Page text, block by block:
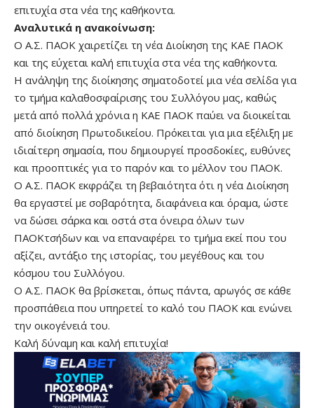
επιτυχία στα νέα της καθήκοντα.
Αναλυτικά η ανακοίνωση:
Ο Α.Σ. ΠΑΟΚ χαιρετίζει τη νέα Διοίκηση της ΚΑΕ ΠΑΟΚ
και της εύχεται καλή επιτυχία στα νέα της καθήκοντα.
Η ανάληψη της διοίκησης σηματοδοτεί μια νέα σελίδα για
το τμήμα καλαθοσφαίρισης του Συλλόγου μας, καθώς
μετά από πολλά χρόνια η ΚΑΕ ΠΑΟΚ παύει να διοικείται
από διοίκηση Πρωτοδικείου. Πρόκειται για μια εξέλιξη με
ιδιαίτερη σημασία, που δημιουργεί προσδοκίες, ευθύνες
και προοπτικές για το παρόν και το μέλλον του ΠΑΟΚ.
Ο Α.Σ. ΠΑΟΚ εκφράζει τη βεβαιότητα ότι η νέα Διοίκηση
θα εργαστεί με σοβαρότητα, διαφάνεια και όραμα, ώστε
να δώσει σάρκα και οστά στα όνειρα όλων των
ΠΑΟΚτσήδων και να επαναφέρει το τμήμα εκεί που του
αξίζει, αντάξιο της ιστορίας, του μεγέθους και του
κόσμου του Συλλόγου.
Ο Α.Σ. ΠΑΟΚ θα βρίσκεται, όπως πάντα, αρωγός σε κάθε
προσπάθεια που υπηρετεί το καλό του ΠΑΟΚ και ενώνει
την οικογένειά του.
Καλή δύναμη και καλή επιτυχία!